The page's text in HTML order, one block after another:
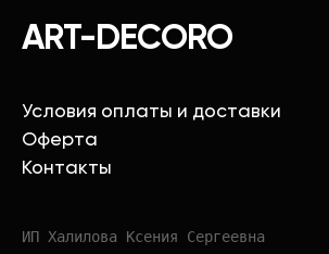
ART-DECORO
Условия оплаты и доставки
Оферта
Контакты
ИП Халилова Ксения Сергеевна